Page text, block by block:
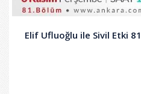
Elif Ufluoğlu ile Sivil Etki